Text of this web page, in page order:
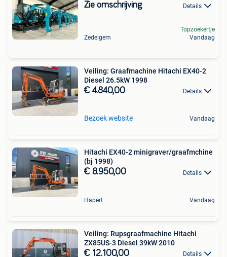
Zie omschrijving Details
Zedelgem
Topzoekertje
Vandaag
Veiling: Graafmachine Hitachi EX40-2
Diesel 26.5kW 1998
€ 4.840,00 Details
Bezoek website Vandaag
Hitachi EX40-2 minigraver/graafmchine
(bj 1998)
€ 8.950,00 Details
Hapert Vandaag
Veiling: Rupsgraafmachine Hitachi
ZX85US-3 Diesel 39kW 2010
€ 12.100,00 Details